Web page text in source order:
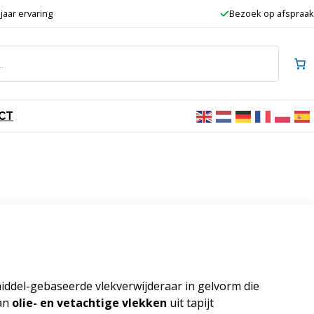
ervaring Bezoek op afspraak
gebaseerde vlekverwijderaar in gelvorm die
olie- en vetachtige vlekken uit tapijt